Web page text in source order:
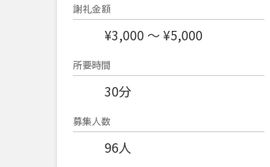
謝礼金額
¥3,000 〜 ¥5,000
所要時間
30分
募集人数
96人